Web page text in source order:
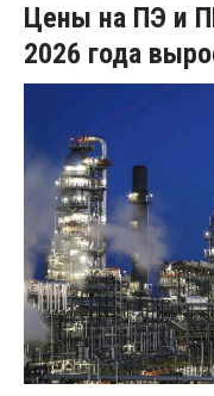
Цены на ПЭ и
2026 года